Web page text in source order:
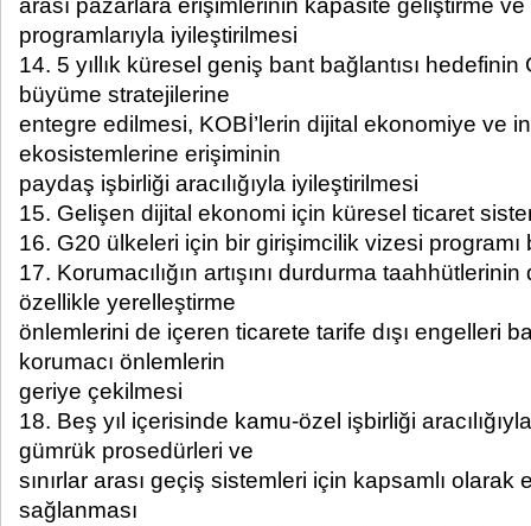
arası pazarlara erişimlerinin kapasite geliştirme ve
programlarıyla iyileştirilmesi
14. 5 yıllık küresel geniş bant bağlantısı
büyüme stratejilerine
entegre edilmesi, KOBİ’lerin dijital ekonomiye ve
ekosistemlerine erişiminin
paydaş işbirliği aracılığıyla iyileştirilmesi
15. Gelişen dijital ekonomi için küresel ticaret
16. G20 ülkeleri için bir girişimcilik vizesi programı
17. Korumacılığın artışını durdurma
özellikle yerelleştirme
önlemlerini de içeren ticarete tarife dışı engelleri
korumacı önlemlerin
geriye çekilmesi
18. Beş yıl içerisinde kamu-özel işbirliği
gümrük prosedürleri ve
sınırlar arası geçiş sistemleri için kapsamlı
sağlanması